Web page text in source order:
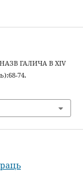
ГАЛИЧА В XIV
74.